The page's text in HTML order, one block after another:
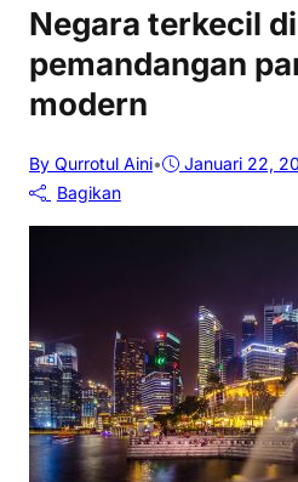
Negara terkecil
pemandangan
modern
By Qurrotul Aini• Januari 22,
Bagikan